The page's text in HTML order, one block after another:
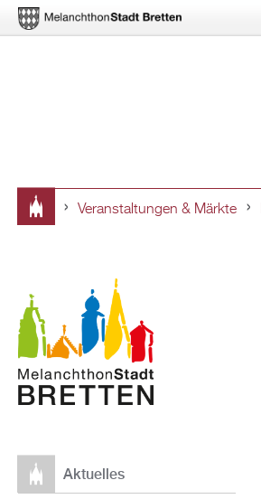
hier
Veranstaltungen & Märkte
Aktuelles